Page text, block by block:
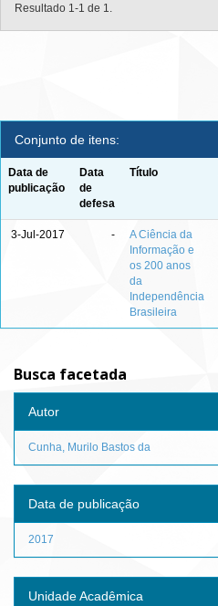
Resultado 1-1 de 1.
Conjunto de itens:
Data de
publicação
Data
de
defesa
Título
3-Jul-2017 -
A Ciência da
Informação e
os 200 anos
da
Independência
Brasileira
Busca facetada
Autor
Cunha, Murilo Bastos da
Data de publicação
2017
Unidade Acadêmica